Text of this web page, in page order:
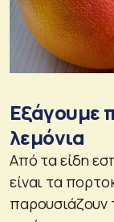
Εξάγουμε
λεμόνια
Από τα είδη
είναι τα
παρουσιάζουν